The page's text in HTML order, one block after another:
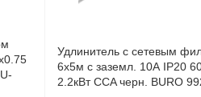
Удлинитель с сетевым
6х5м с заземл. 10А IP20
2.2кВт CCA черн. BURO